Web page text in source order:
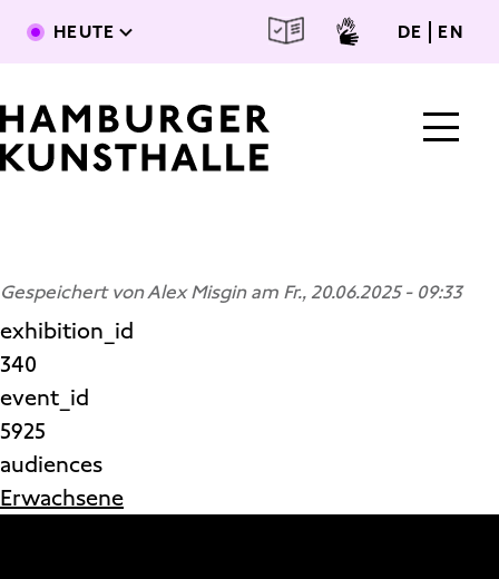
Direkt zum Inhalt
HEUTE DE deutsch
EN
Main Content
Gespeichert vonAlex Misginam Fr., 20.06.2025 - 09:33
exhibition_id
340
event_id
5925
audiences
Erwachsene